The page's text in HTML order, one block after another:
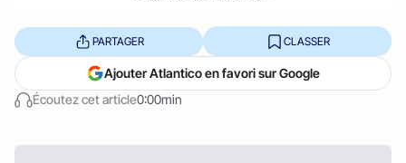
Écoutez cet article0:00min
PARTAGER CLASSER
Ajouter Atlantico en favori sur Google